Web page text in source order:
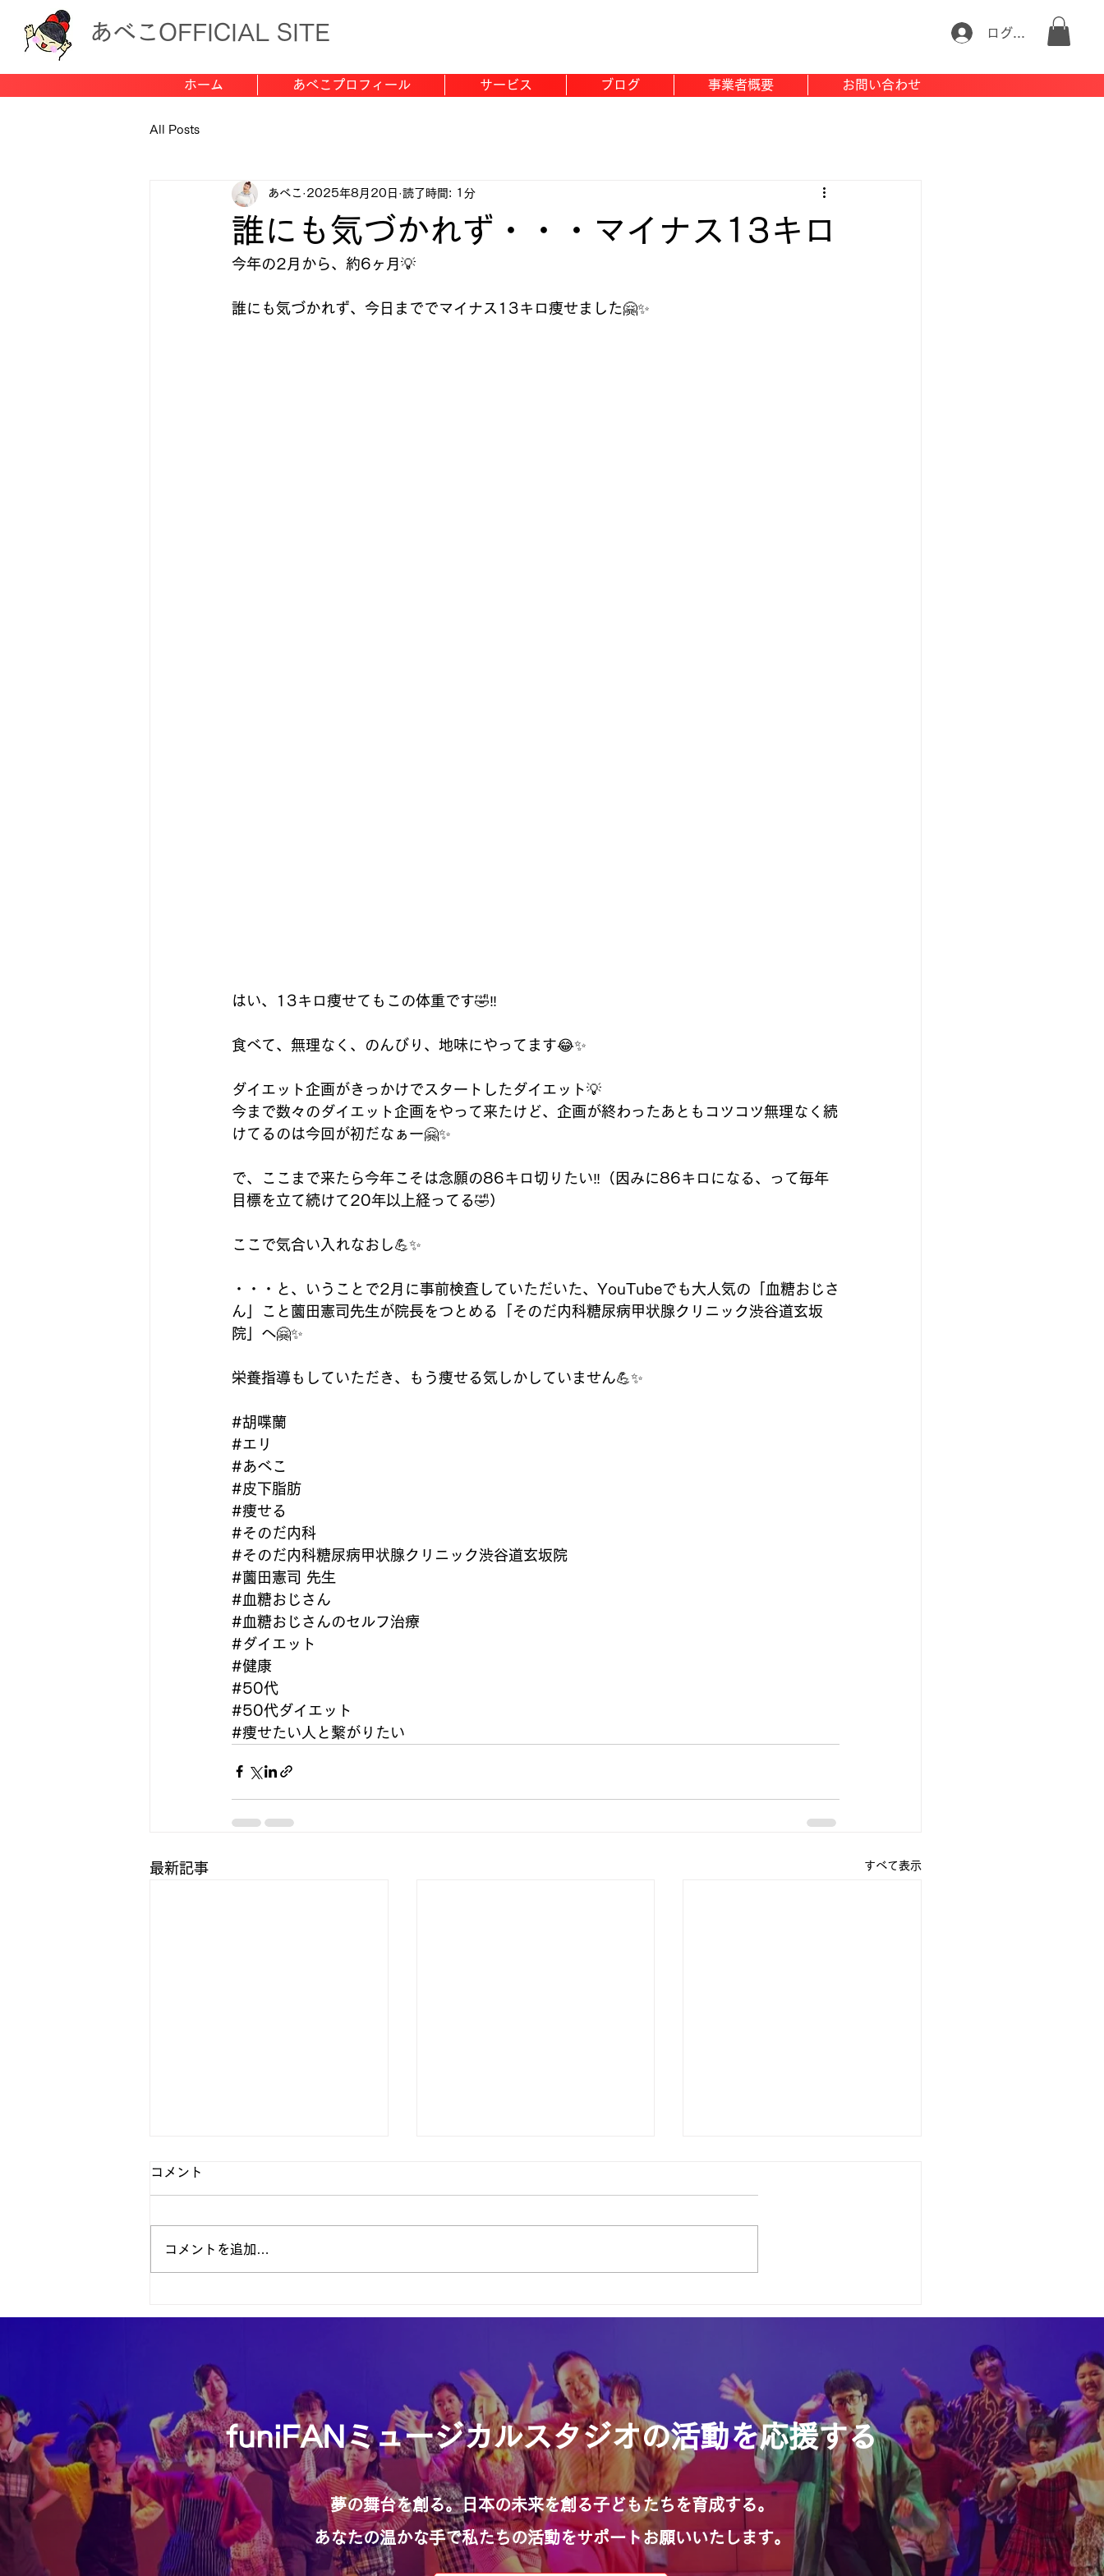
あべこOFFICIAL SITE ログイン
ホーム あべこプロフィール サービス ブログ 事業者概要 お問い合わせ
All Posts
誰にも気づかれず・・・マイナス13キロ
あべこ 2025年8月20日 読了時間: 1分
今年の2月から、約6ヶ月💡
誰にも気づかれず、今日まででマイナス13キロ痩せました🤗✨
はい、13キロ痩せてもこの体重です🤣‼️
食べて、無理なく、のんびり、地味にやってます😂✨
ダイエット企画がきっかけでスタートしたダイエット💡
今まで数々のダイエット企画をやって来たけど、企画が終わったあともコツコツ無理なく続
けてるのは今回が初だなぁー🤗✨
で、ここまで来たら今年こそは念願の86キロ切りたい‼️（因みに86キロになる、って毎年
目標を立て続けて20年以上経ってる🤣）
ここで気合い入れなおし💪✨
・・・と、いうことで2月に事前検査していただいた、YouTubeでも大人気の「血糖おじさ
ん」こと薗田憲司先生が院長をつとめる「そのだ内科糖尿病甲状腺クリニック渋谷道玄坂
院」へ🤗✨
栄養指導もしていただき、もう痩せる気しかしていません💪✨
#胡喋蘭
#エリ
#あべこ
#皮下脂肪
#痩せる
#そのだ内科
#そのだ内科糖尿病甲状腺クリニック渋谷道玄坂院
#薗田憲司 先生
#血糖おじさん
#血糖おじさんのセルフ治療
#ダイエット
#健康
#50代
#50代ダイエット
#痩せたい人と繋がりたい
最新記事 すべて表示
コメント
コメントを追加…
funiFANミュージカルスタジオの活動を応援する
夢の舞台を創る。日本の未来を創る子どもたちを育成する。
あなたの温かな手で私たちの活動をサポートお願いいたします。